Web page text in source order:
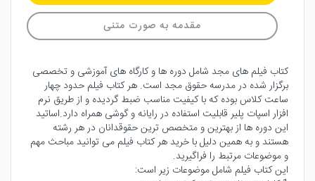
مقدمه به صورت متنی
کتاب فیلم های مجد شامل دوره ها و کارگاه های آموزشی و تخصصی
برگزار شده در مدرسه حقوق مجد است. هر کتاب فیلم حدود چهار
ساعت کلاس بوده که با کیفیت مناسب ضبط گردیده و از طریق نرم
افزار اسپات پلیر قابلیت استفاده در رایانه و گوشی همراه دارد.اساتید
این دوره ها از بهترین و متخصص ترین حقوقدانان در هر رشته
هستند و به همین دلیل با خرید هر کتاب فیلم می توانید مباحث مهم
و موضوعات مرتبط را فراگیرید.
این کتاب فیلم شامل موضوعات زیر است: